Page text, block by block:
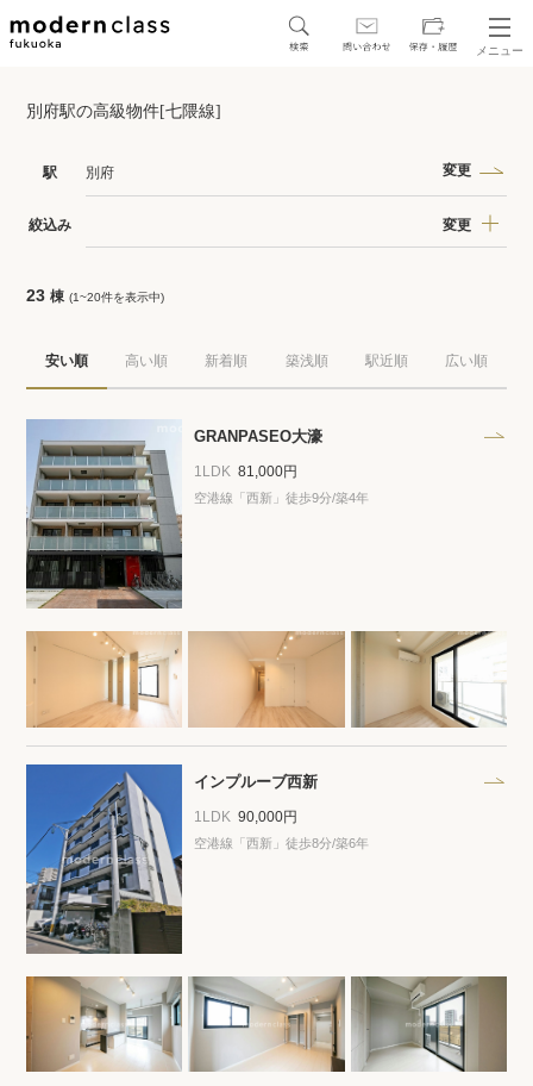
メニュー
保存した物件
閲覧履歴
保存した検索条件
店舗・スタッフ紹介
希望条件を伝えてプロに探してもらう
来店予約
各種お問い合わせ
高級賃貸物件コラム modern classについて
高級賃貸物件トピック 会社概要
プライバシーポリシー クッキーポリシー
別府駅の高級物件[七隈線]
駅 別府 変更
絞込み 変更
23 棟 (1~20件を表示中)
安い順 高い順 新着順 築浅順 駅近順 広い順
GRANPASEO大濠
1LDK 81,000円
空港線「西新」徒歩9分/築4年
インプルーブ西新
1LDK 90,000円
空港線「西新」徒歩8分/築6年